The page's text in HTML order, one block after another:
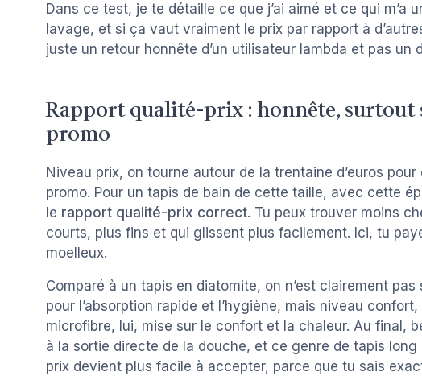
Dans ce test, je te détaille ce que j’ai aimé et ce qui
lavage, et si ça vaut vraiment le prix par rapport à
juste un retour honnête d’un utilisateur lambda et pas un
Rapport qualité-prix : honnête, surtout
promo
Niveau prix, on tourne autour de la trentaine d’euros
promo. Pour un tapis de bain de cette taille, avec cette
le rapport qualité-prix correct. Tu peux trouver moins
courts, plus fins et qui glissent plus facilement. Ici, tu
moelleux.
Comparé à un tapis en diatomite, on n’est clairement
pour l’absorption rapide et l’hygiène, mais niveau
microfibre, lui, mise sur le confort et la chaleur. Au final,
à la sortie directe de la douche, et ce genre de tapis
prix devient plus facile à accepter, parce que tu sais